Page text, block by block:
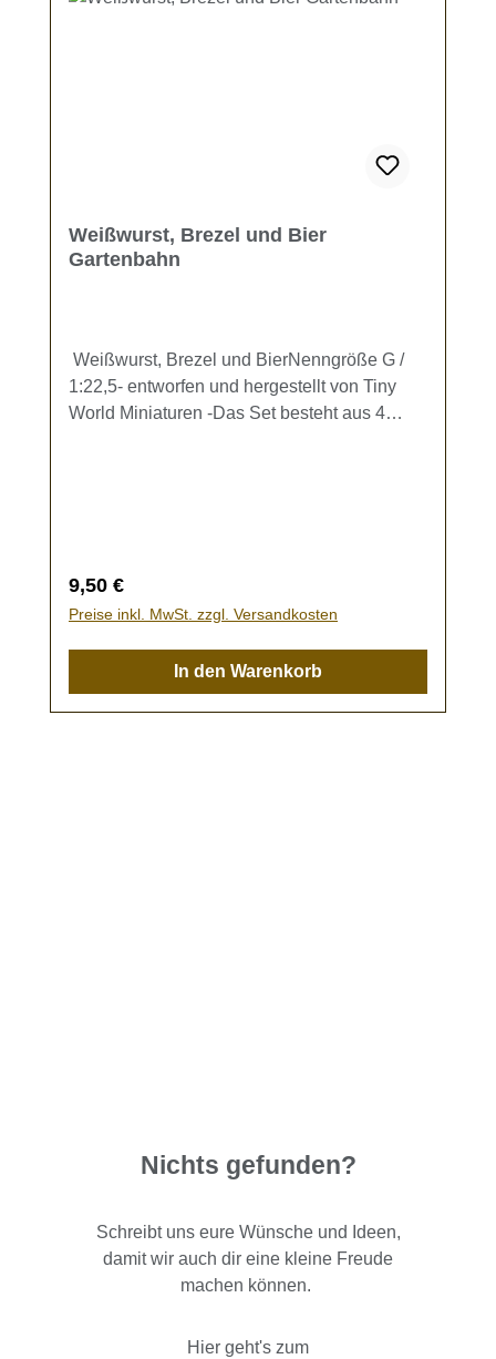
Weißwurst, Brezel und Bier
Gartenbahn
Weißwurst, Brezel und BierNenngröße G /
1:22,5- entworfen und hergestellt von Tiny
World Miniaturen -Das Set besteht aus 4
Regulärer Preis:
9,50 €
Preise inkl. MwSt. zzgl. Versandkosten
In den Warenkorb
Nichts gefunden?
Schreibt uns eure Wünsche und Ideen,
damit wir auch dir eine kleine Freude
machen können.
Hier geht's zum